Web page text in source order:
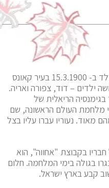
דוד בן ביילה ואבסיי יהושע קוקלה נולד ב- 15.3.1900 בעיר קאונס
ילדים – דוד, צפורה ואריה.
הריאלית של
מלחמת העולם הראשונה, שם
נעוריו עברו עליו בצל
חבריו בקבוצת "אחווה", הוא
בגולה בימי המלחמה. חלום
קבע בארץ ישראל.